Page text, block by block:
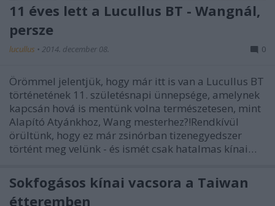
11 éves lett a Lucullus BT - Wangnál,
persze
lucullus • 2014. december 08. 0
Örömmel jelentjük, hogy már itt is van a Lucullus BT
történetének 11. születésnapi ünnepsége, amelynek
kapcsán hová is mentünk volna természetesen, mint
Alapító Atyánkhoz, Wang mesterhez?!Rendkívül
örültünk, hogy ez már zsinórban tizenegyedszer
történt meg velünk - és ismét csak hatalmas kínai…
Sokfogásos kínai vacsora a Taiwan
étteremben